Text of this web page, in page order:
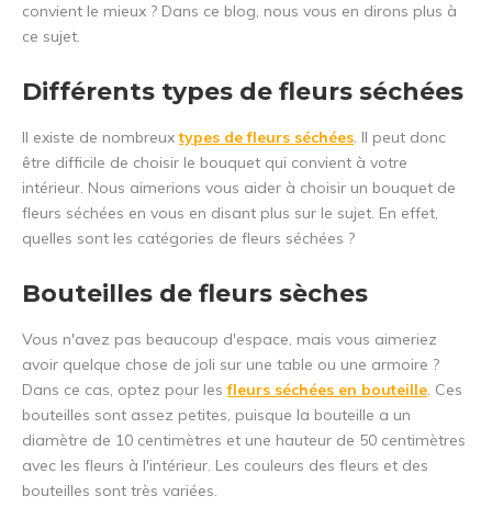
convient le mieux ? Dans ce blog, nous vous en dirons plus à
ce sujet.
Différents types de fleurs séchées
Il existe de nombreuxtypes de fleurs séchées. Il peut donc
être difficile de choisir le bouquet qui convient à votre
intérieur. Nous aimerions vous aider à choisir un bouquet de
fleurs séchées en vous en disant plus sur le sujet. En effet,
quelles sont les catégories de fleurs séchées ?
Bouteilles de fleurs sèches
Vous n'avez pas beaucoup d'espace, mais vous aimeriez
avoir quelque chose de joli sur une table ou une armoire ?
Dans ce cas, optez pour lesfleurs séchées en bouteille. Ces
bouteilles sont assez petites, puisque la bouteille a un
diamètre de 10 centimètres et une hauteur de 50 centimètres
avec les fleurs à l'intérieur. Les couleurs des fleurs et des
bouteilles sont très variées.